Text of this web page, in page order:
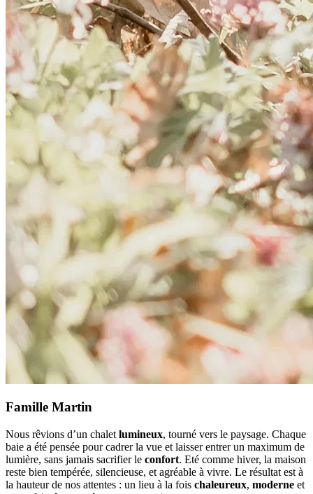
Famille Martin
Nous rêvions d’un chalet lumineux, tourné vers le paysage. Chaque
baie a été pensée pour cadrer la vue et laisser entrer un maximum de
lumière, sans jamais sacrifier le confort. Eté comme hiver, la maison
reste bien tempérée, silencieuse, et agréable à vivre. Le résultat est à
la hauteur de nos attentes : un lieu à la fois chaleureux, moderne et